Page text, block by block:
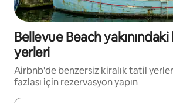
Bellevue Beach
yerleri
Airbnb'de benzersiz kiralık tatil
fazlası için rezervasyon yapın